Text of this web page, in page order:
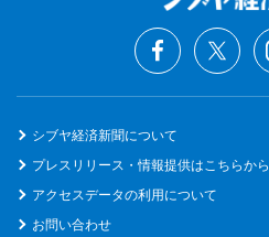
シブヤ経済新聞について
プレスリリース・情報提供はこちらから
アクセスデータの利用について
お問い合わせ